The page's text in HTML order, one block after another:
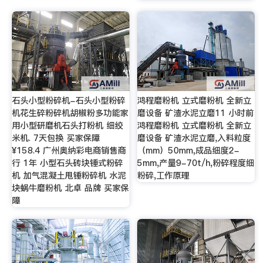
石头小型粉碎机-石头小型粉碎
机花生碎粉碎机胡椒粉多功能家
用小型研磨机石头打粉机 细绞
米机. 7天包换 买家保障
¥158.4 广州奥纳彩电商销售商
行 1年 小型石头砖块锤式粉碎
机 加气混凝土甩锤粉碎机 水泥
块蜗牛磨粉机 北卓 品牌 买家保
障
鸿程磨粉机 立式磨粉机 全新立
磨设备 矿渣水泥立磨11 小时前
鸿程磨粉机 立式磨粉机 全新立
磨设备 矿渣水泥立磨,入料粒度
（mm）50mm,成品细度2-
5mm,产量9-70t/h,粉碎程度细
粉碎,工作原理